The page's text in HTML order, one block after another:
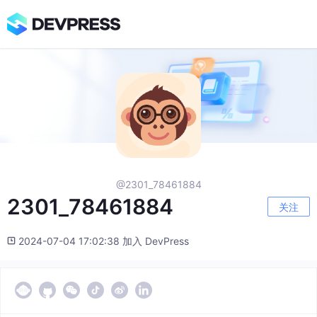
@2301_78461884
2301_78461884 关注
2024-07-04 17:02:38 加入 DevPress